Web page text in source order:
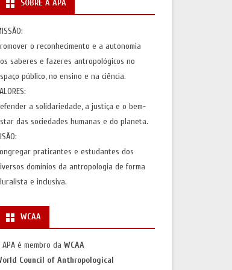
SOBRE A APA
o reconhecimento e a autonomia
saberes e fazeres antropológicos no
público, no ensino e na ciência.
a solidariedade, a justiça e o bem-
das sociedades humanas e do planeta.
praticantes e estudantes dos
domínios da antropologia de forma
e inclusiva.
WCAA
APA é membro da WCAA
Council of Anthropological